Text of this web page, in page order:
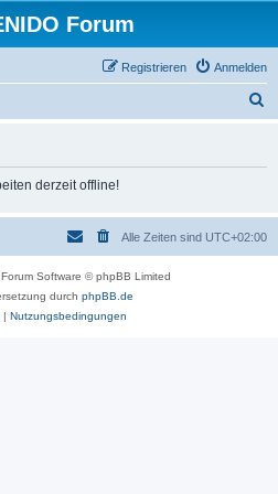
Forum
Anmelden
Registrieren
derzeit offline!
Alle Zeiten sind UTC+02:00
Software © phpBB Limited
durch phpBB.de
| Nutzungsbedingungen